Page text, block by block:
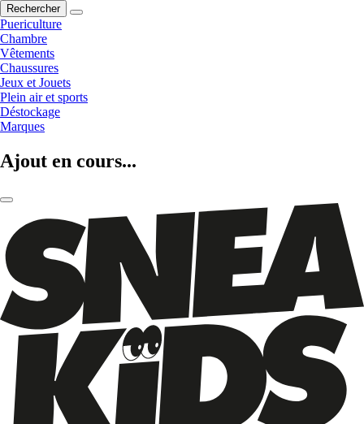
Rechercher
Puericulture
Chambre
Vêtements
Chaussures
Jeux et Jouets
Plein air et sports
Déstockage
Marques
Ajout en cours...